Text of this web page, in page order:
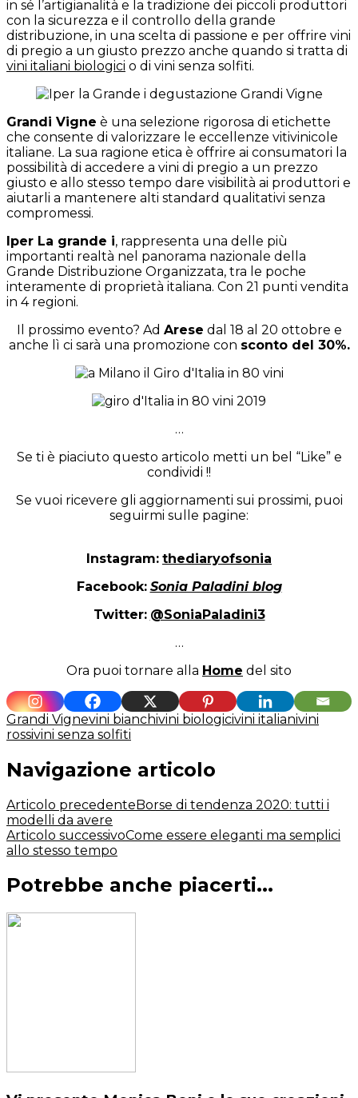
in sé l’artigianalità e la tradizione dei piccoli produttori
con la sicurezza e il controllo della grande
distribuzione, in una scelta di passione e per offrire vini
di pregio a un giusto prezzo anche quando si tratta di
vini italiani biologici o di vini senza solfiti.
Grandi Vigne è una selezione rigorosa di etichette
che consente di valorizzare le eccellenze vitivinicole
italiane. La sua ragione etica è offrire ai consumatori la
possibilità di accedere a vini di pregio a un prezzo
giusto e allo stesso tempo dare visibilità ai produttori e
aiutarli a mantenere alti standard qualitativi senza
compromessi.
Iper La grande i, rappresenta una delle più
importanti realtà nel panorama nazionale della
Grande Distribuzione Organizzata, tra le poche
interamente di proprietà italiana. Con 21 punti vendita
in 4 regioni.
Il prossimo evento? Ad Arese dal 18 al 20 ottobre e
anche lì ci sarà una promozione con sconto del 30%.
…
Se ti è piaciuto questo articolo metti un bel “Like” e
condividi !!
Se vuoi ricevere gli aggiornamenti sui prossimi, puoi
seguirmi sulle pagine:
Instagram: thediaryofsonia
Facebook: Sonia Paladini blog
Twitter: @SoniaPaladini3
…
Ora puoi tornare alla Home del sito
Grandi Vignevini bianchivini biologicivini italianivini
rossivini senza solfiti
Navigazione articolo
Articolo precedenteBorse di tendenza 2020: tutti i
modelli da avere
Articolo successivoCome essere eleganti ma semplici
allo stesso tempo
Potrebbe anche piacerti...